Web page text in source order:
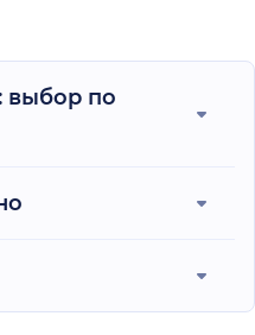
выбор по